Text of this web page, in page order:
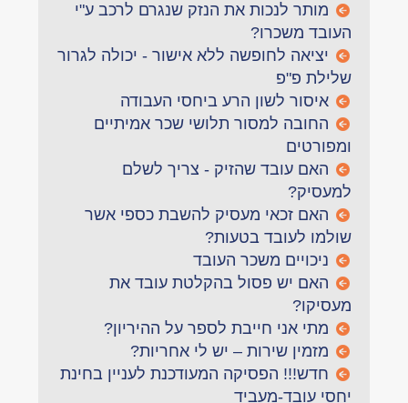
מותר לנכות את הנזק שנגרם לרכב ע"י
העובד משכרו?
יציאה לחופשה ללא אישור - יכולה לגרור
שלילת פ"פ
איסור לשון הרע ביחסי העבודה
החובה למסור תלושי שכר אמיתיים
ומפורטים
האם עובד שהזיק - צריך לשלם
למעסיק?
האם זכאי מעסיק להשבת כספי אשר
שולמו לעובד בטעות?
ניכויים משכר העובד
האם יש פסול בהקלטת עובד את
מעסיקו?
מתי אני חייבת לספר על ההיריון?
מזמין שירות – יש לי אחריות?
חדש!!! הפסיקה המעודכנת לעניין בחינת
יחסי עובד-מעביד